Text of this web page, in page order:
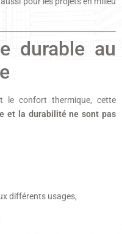
durable au
le confort thermique, cette
et la durabilité ne sont pas
différents usages,